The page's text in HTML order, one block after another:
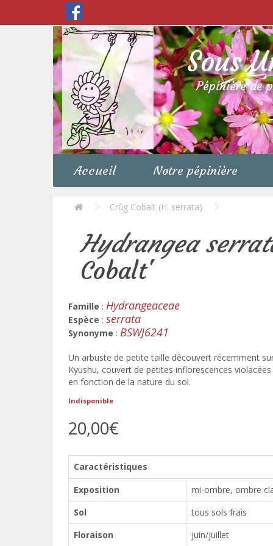
Sous
Pépinière de
Accueil Notre pépinière
Crûg Cobalt (H. serrata)
Hydrangea
Cobalt'
Famille : Hydrangeaceae
Espèce : serrata
Synonyme : BSWJ6241
Un arbuste de petite taille découvert récemment
Kyushu, couvert de petites inflorescences
en fonction de la nature du sol.
Indisponible
20,00€
Caractéristiques
Exposition
mi-ombre, ombre
Sol
tous sols frais
Floraison
juin/juillet